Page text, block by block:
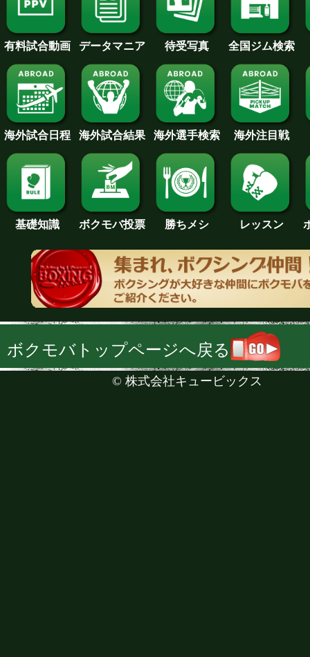
有料試合動画 データマニア 待受写真 全国ジム検索
海外試合日程 海外試合結果 海外選手検索 海外注目戦
基礎知識 ボクモバ投票 勝ちメシ レッスン
ボクモバトップページへ戻る
© 株式会社キュービックス